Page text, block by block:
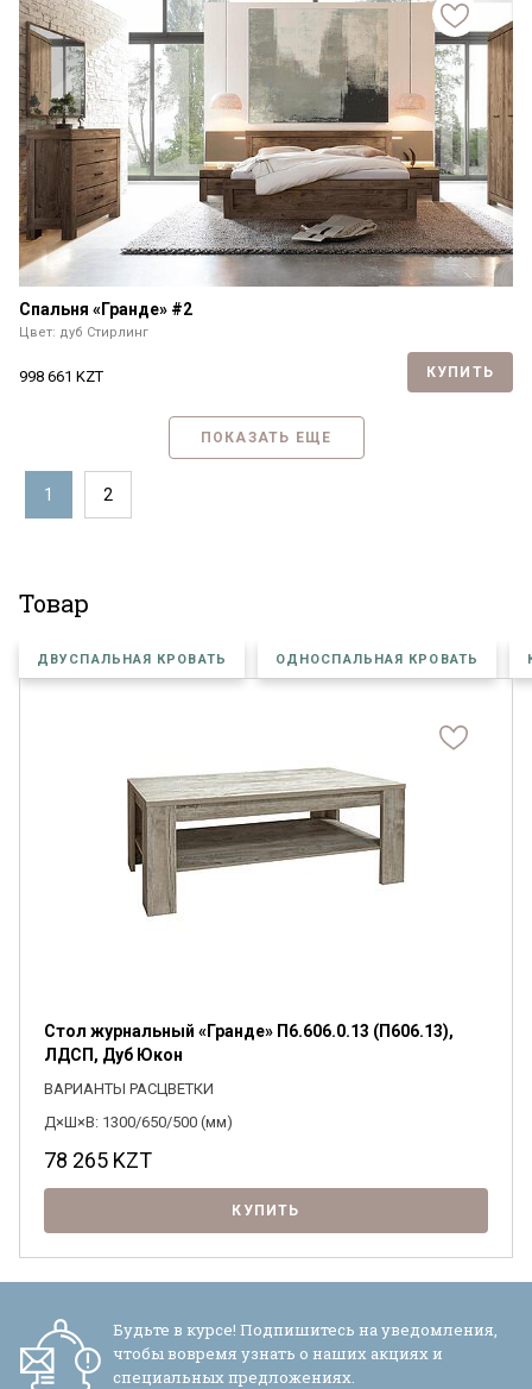
Спальня «Гранде» #2
Цвет: дуб Стирлинг
998 661 KZT КУПИТЬ
ПОКАЗАТЬ ЕЩЕ
1 2
Товар
ДВУСПАЛЬНАЯ КРОВАТЬ ОДНОСПАЛЬНАЯ КРОВАТЬ
Стол журнальный «Гранде» П6.606.0.13 (П606.13),
ЛДСП, Дуб Юкон
ВАРИАНТЫ РАСЦВЕТКИ
Д×Ш×В: 1300/650/500 (мм)
78 265 KZT
КУПИТЬ
Будьте в курсе! Подпишитесь на уведомления,
чтобы вовремя узнать о наших акциях и
специальных предложениях.